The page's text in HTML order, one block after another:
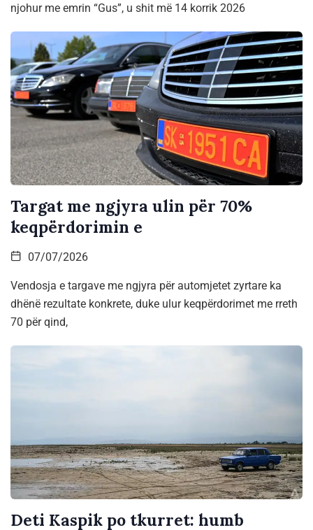
njohur me emrin “Gus”, u shit më 14 korrik 2026
Targat me ngjyra ulin për 70%
keqpërdorimin e
07/07/2026
Vendosja e targave me ngjyra për automjetet zyrtare ka
dhënë rezultate konkrete, duke ulur keqpërdorimet me rreth
70 për qind,
Deti Kaspik po tkurret: humb